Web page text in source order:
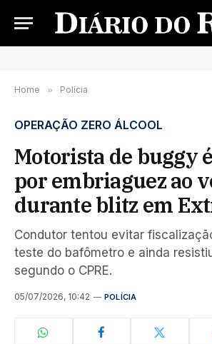
Home » Polícia
OPERAÇÃO ZERO ÁLCOOL
Motorista de buggy
por embriaguez ao
durante blitz em
Condutor tentou evitar
teste do bafômetro e ainda
segundo o CPRE.
05/07/2026, 10:42 POLÍCIA